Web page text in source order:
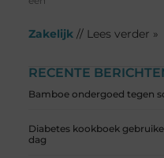
RECENTE
Bamboe ondergoed tegen
Diabetes kookboek
dag
Zakelijk // Lees verder »